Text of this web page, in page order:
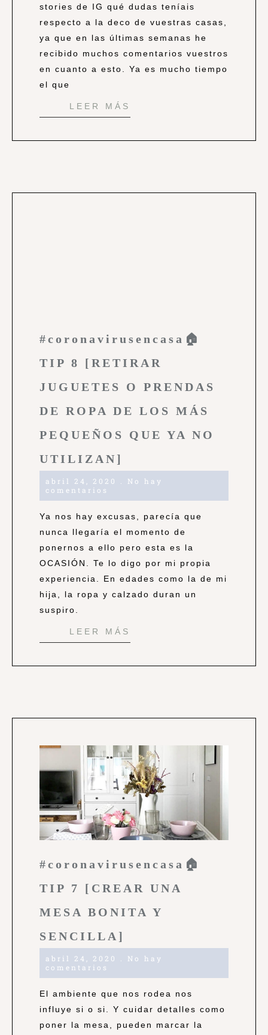
stories de IG qué dudas teníais
respecto a la deco de vuestras casas,
ya que en las últimas semanas he
recibido muchos comentarios vuestros
en cuanto a esto. Ya es mucho tiempo
el que
LEER MÁS
#coronavirusencasa🏠
TIP 8 [RETIRAR
JUGUETES O PRENDAS
DE ROPA DE LOS MÁS
PEQUEÑOS QUE YA NO
UTILIZAN]
abril 24, 2020
No hay
comentarios
Ya nos hay excusas, parecía que
nunca llegaría el momento de
ponernos a ello pero esta es la
OCASIÓN. Te lo digo por mi propia
experiencia. En edades como la de mi
hija, la ropa y calzado duran un
suspiro.
LEER MÁS
#coronavirusencasa🏠
TIP 7 [CREAR UNA
MESA BONITA Y
SENCILLA]
abril 24, 2020
No hay
comentarios
El ambiente que nos rodea nos
influye si o si. Y cuidar detalles como
poner la mesa, pueden marcar la